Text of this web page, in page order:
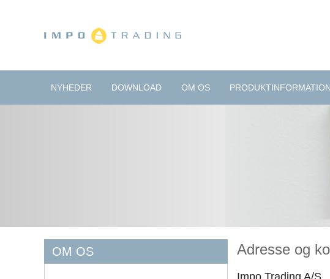
NYHEDER DOWNLOAD OM OS PRODUKTINFORMATION
OM OS Adresse og
Impo Trading A/S